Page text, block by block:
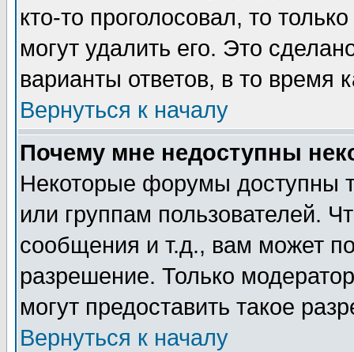
кто-то проголосовал, то
могут удалить его. Это
варианты ответов, в то время
Вернуться к началу
Почему мне недоступны
Некоторые форумы доступны
или группам пользователей.
сообщения и т.д., вам может
разрешение. Только
могут предоставить такое
Вернуться к началу